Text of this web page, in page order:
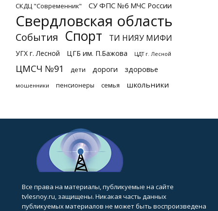
СКДЦ "Современник" СУ ФПС №6 МЧС России
Свердловская область
События Спорт ТИ НИЯУ МИФИ
УГХ г. Лесной ЦГБ им. П.Бажова ЦДТ г. Лесной
ЦМСЧ №91 дети дороги здоровье
мошенники пенсионеры семья школьники
Все права на материалы, публикуемые на сайте
tvlesnoy.ru, защищены. Никакая часть данных
публикуемых материалов не может быть воспроизведена